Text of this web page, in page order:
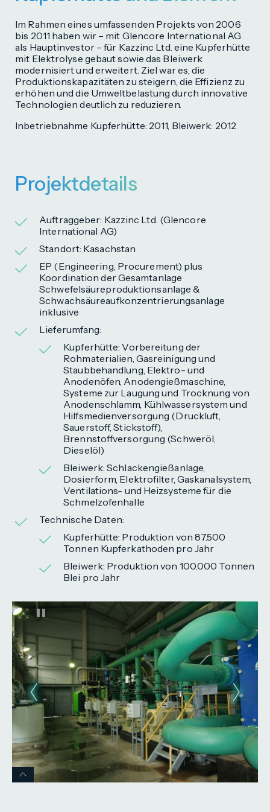
Im Rahmen eines umfassenden Projekts von 2006
bis 2011 haben wir – mit Glencore International AG
als Hauptinvestor – für Kazzinc Ltd. eine Kupferhütte
mit Elektrolyse gebaut sowie das Bleiwerk
modernisiert und erweitert. Ziel war es, die
Produktionskapazitäten zu steigern, die Effizienz zu
erhöhen und die Umweltbelastung durch innovative
Technologien deutlich zu reduzieren.
Inbetriebnahme Kupferhütte: 2011, Bleiwerk: 2012
Projektdetails
Auftraggeber: Kazzinc Ltd. (Glencore
International AG)
Standort: Kasachstan
EP (Engineering, Procurement) plus
Koordination der Gesamtanlage
Schwefelsäureproduktionsanlage &
Schwachsäureaufkonzentrierungsanlage
inklusive
Lieferumfang:
Kupferhütte: Vorbereitung der
Rohmaterialien, Gasreinigung und
Staubbehandlung, Elektro- und
Anodenöfen, Anodengießmaschine,
Systeme zur Laugung und Trocknung von
Anodenschlamm, Kühlwassersystem und
Hilfsmedienversorgung (Druckluft,
Sauerstoff, Stickstoff),
Brennstoffversorgung (Schweröl,
Dieselöl)
Bleiwerk: Schlackengießanlage,
Dosierform, Elektrofilter, Gaskanalsystem,
Ventilations- und Heizsysteme für die
Schmelzofenhalle
Technische Daten:
Kupferhütte: Produktion von 87.500
Tonnen Kupferkathoden pro Jahr
Bleiwerk: Produktion von 100.000 Tonnen
Blei pro Jahr